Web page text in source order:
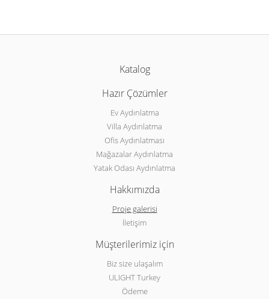
Katalog
Hazır Çözümler
Ev Aydınlatma
Villa Aydınlatma
Ofis Aydınlatması
Mağazalar Aydınlatma
Yatak Odası Aydınlatma
Hakkımızda
Proje galerisi
İletişim
Müşterilerimiz için
Biz size ulaşalım
ULIGHT Turkey
Ödeme